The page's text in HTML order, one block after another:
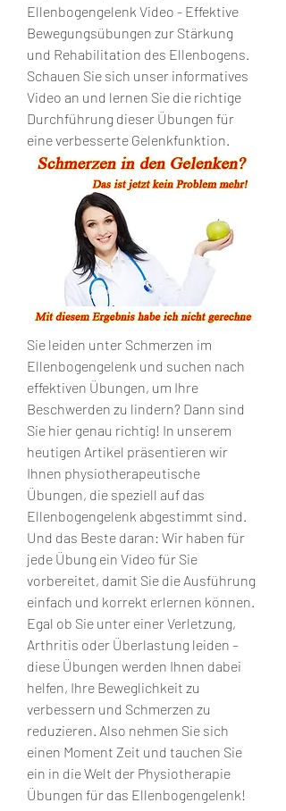
Ellenbogengelenk Video - Effektive
Bewegungsübungen zur Stärkung
und Rehabilitation des Ellenbogens.
Schauen Sie sich unser informatives
Video an und lernen Sie die richtige
Durchführung dieser Übungen für
eine verbesserte Gelenkfunktion.
Sie leiden unter Schmerzen im
Ellenbogengelenk und suchen nach
effektiven Übungen, um Ihre
Beschwerden zu lindern? Dann sind
Sie hier genau richtig! In unserem
heutigen Artikel präsentieren wir
Ihnen physiotherapeutische
Übungen, die speziell auf das
Ellenbogengelenk abgestimmt sind.
Und das Beste daran: Wir haben für
jede Übung ein Video für Sie
vorbereitet, damit Sie die Ausführung
einfach und korrekt erlernen können.
Egal ob Sie unter einer Verletzung,
Arthritis oder Überlastung leiden –
diese Übungen werden Ihnen dabei
helfen, Ihre Beweglichkeit zu
verbessern und Schmerzen zu
reduzieren. Also nehmen Sie sich
einen Moment Zeit und tauchen Sie
ein in die Welt der Physiotherapie
Übungen für das Ellenbogengelenk!